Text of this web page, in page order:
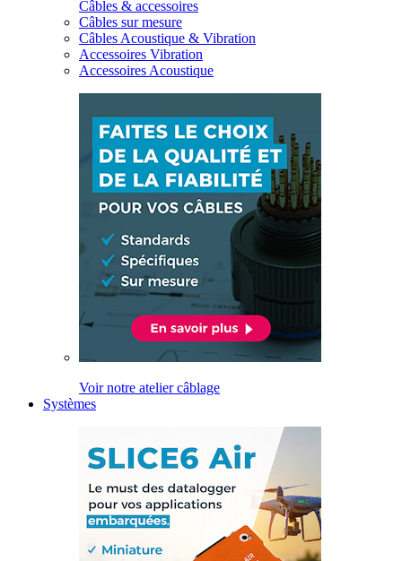
Câbles & accessoires
Câbles sur mesure
Câbles Acoustique & Vibration
Accessoires Vibration
Accessoires Acoustique
Voir notre atelier câblage
Systèmes